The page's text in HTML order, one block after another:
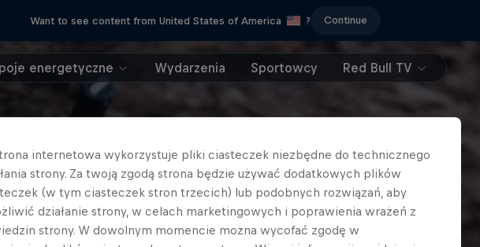
Want to see content from United States of America ? Continue
energetyczne Wydarzenia Sportowcy Red Bull TV
internetowa wykorzystuje pliki ciasteczek niezbędne do technicznego
strony. Za twoją zgodą strona będzie używać dodatkowych plików
(w tym ciasteczek stron trzecich) lub podobnych rozwiązań, aby
działanie strony, w celach marketingowych i poprawienia wrażeń z
strony. W dowolnym momencie można wycofać zgodę w